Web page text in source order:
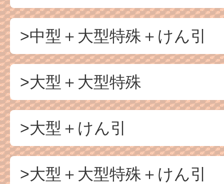
>中型＋大型特殊＋けん引
>大型＋大型特殊
>大型＋けん引
>大型＋大型特殊＋けん引